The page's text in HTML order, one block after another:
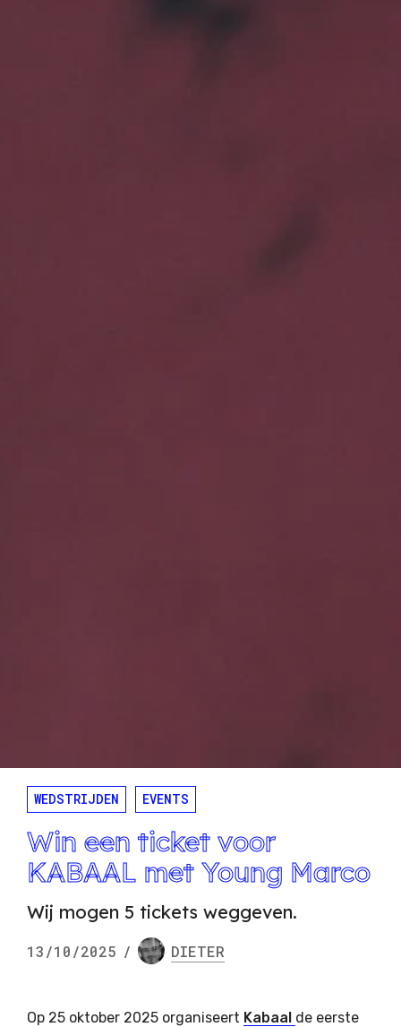
WEDSTRIJDEN EVENTS
Win een ticket voor
KABAAL met Young Marco
Wij mogen 5 tickets weggeven.
13/10/2025 / DIETER
Op 25 oktober 2025 organiseert Kabaal de eerste